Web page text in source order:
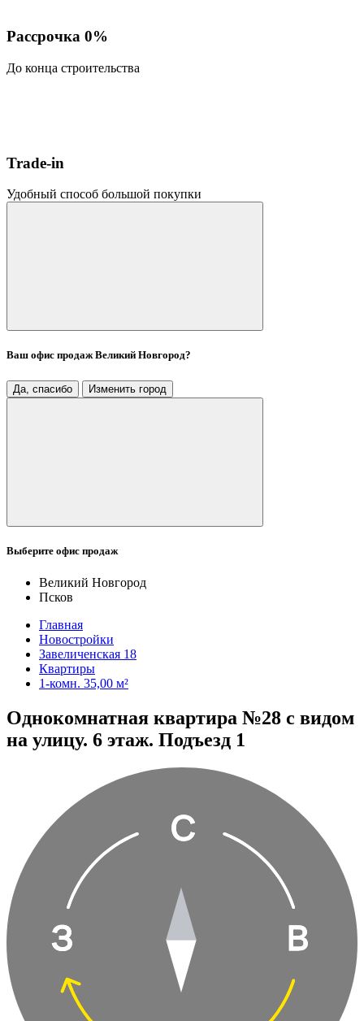
Рассрочка 0%
До конца строительства
Trade-in
Удобный способ большой покупки
Ваш офис продажВеликий Новгород?
Да, спасибо Изменить город
Выберите офис продаж
Великий Новгород
Псков
Главная
Новостройки
Завеличенская 18
Квартиры
1-комн. 35,00 м²
Однокомнатная квартира №28 с видом
на улицу. 6 этаж. Подъезд 1